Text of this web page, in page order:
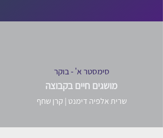
סימסטר א' - בוקר
מושגים חיים בקבוצה
שרית אלפיה דימנט | קרן שחף